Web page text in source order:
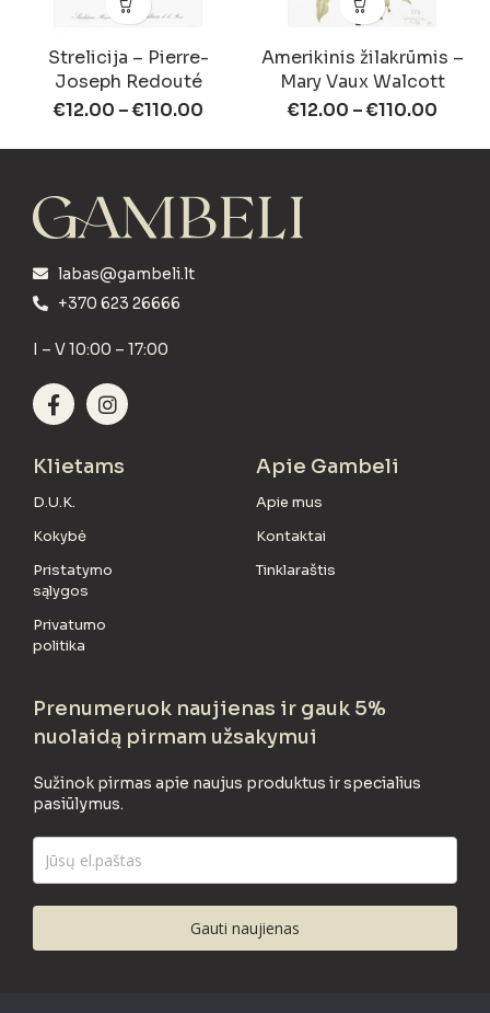
Strelicija – Pierre-
Joseph Redouté
€12.00 –€110.00
Amerikinis žilakrūmis –
Mary Vaux Walcott
€12.00 –€110.00
labas@gambeli.lt
+370 623 26666
I – V 10:00 – 17:00
Klietams
D.U.K.
Kokybė
Pristatymo
sąlygos
Privatumo
politika
Apie Gambeli
Apie mus
Kontaktai
Tinklaraštis
Prenumeruok naujienas ir gauk 5%
nuolaidą pirmam užsakymui
Sužinok pirmas apie naujus produktus ir specialius
pasiūlymus.
Gauti naujienas